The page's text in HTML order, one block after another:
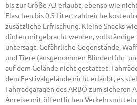
bis zur Größe A3 erlaubt, ebenso wie
Flaschen bis 0,5 Liter; zahlreiche
zusätzliche Erfrischung. Kleine Snacks
dürfen mitgebracht werden, vollständige
untersagt. Gefährliche Gegenstände,
und Tiere (ausgenommen Blindenführ-
auf dem Gelände nicht gestattet.
dem Festivalgelände nicht erlaubt, es
Fahrradgaragen des ARBÖ zum sicheren
Anreise mit öffentlichen